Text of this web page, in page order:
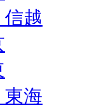
越
東海